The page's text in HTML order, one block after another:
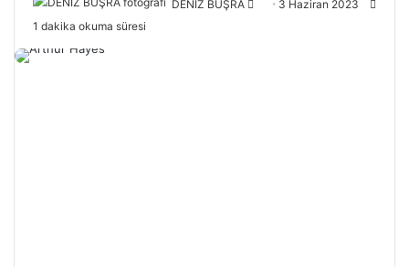
DENİZ BÜŞRA
3 Haziran 2023
1 dakika okuma süresi